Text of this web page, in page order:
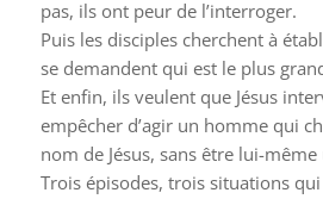
pas, ils ont peur de l’interroger.
Puis les disciples cherchent à
se demandent qui est le plus
Et enfin, ils veulent que Jésus
empêcher d’agir un homme qui
nom de Jésus, sans être lui-
Trois épisodes, trois situations